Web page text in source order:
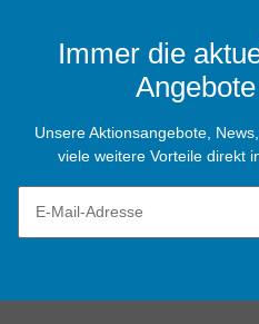
Immer die
Unsere Aktionsangebote,
viele weitere Vorteile direkt